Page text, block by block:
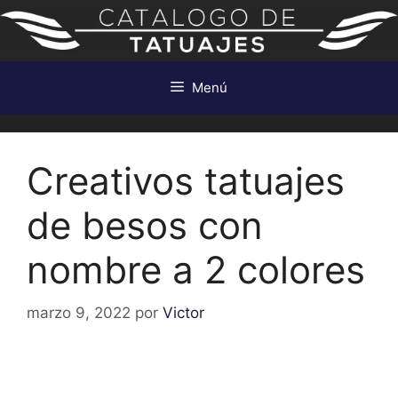
Saltar
contenido
Menú
Creativos tatuajes
de besos con
nombre a 2 colores
marzo 9, 2022 por Victor